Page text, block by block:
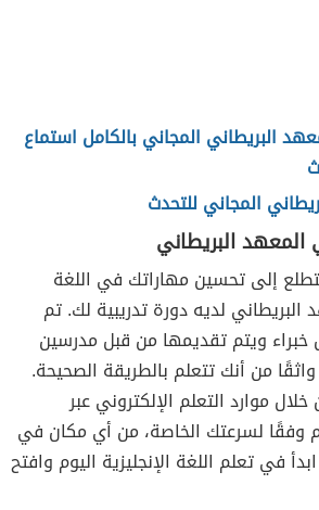
البريطاني المجاني بالكامل استماع
المجاني للتحدث
المعهد البريطاني
إلى تحسين مهاراتك في اللغة
البريطاني لديه دورة تدريبية لك. تم
خبراء ويتم تقديمها من قبل مدرسين
من أنك تتعلم بالطريقة الصحيحة.
موارد التعلم الإلكتروني عبر
وفقًا لسرعتك الخاصة، من أي مكان في
في تعلم اللغة الإنجليزية اليوم وافتح